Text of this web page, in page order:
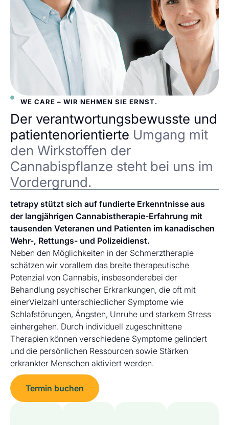
WE CARE – WIR NEHMEN SIE ERNST.
Der verantwortungsbewusste und
patientenorientierte Umgang mit
den Wirkstoffen der
Cannabispflanze steht bei uns im
Vordergrund.
tetrapy stützt sich auf fundierte Erkenntnisse aus
der langjährigen Cannabistherapie-Erfahrung mit
tausenden Veteranen und Patienten im kanadischen
Wehr-, Rettungs- und Polizeidienst.
Neben den Möglichkeiten in der Schmerztherapie
schätzen wir vorallem das breite therapeutische
Potenzial von Cannabis, insbesonderebei der
Behandlung psychischer Erkrankungen, die oft mit
einerVielzahl unterschiedlicher Symptome wie
Schlafstörungen, Ängsten, Unruhe und starkem Stress
einhergehen. Durch individuell zugeschnittene
Therapien können verschiedene Symptome gelindert
und die persönlichen Ressourcen sowie Stärken
erkrankter Menschen aktiviert werden.
Termin buchen